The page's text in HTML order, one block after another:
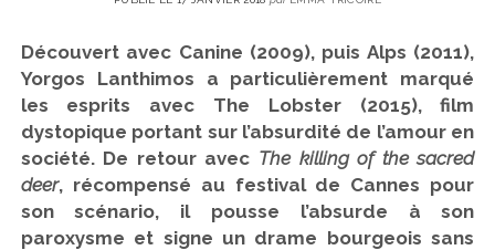
CINÉMA
LITTÉRATURE
SPORT
MÉDIAS
SANTÉ
instagram
emailemail-
Découvert avec Canine (2009), puis Alps (2011),
Yorgos Lanthimos a particulièrement marqué
les esprits avec The Lobster (2015), film
dystopique portant sur l’absurdité de l’amour en
société. De retour avec The killing of the sacred
deer, récompensé au festival de Cannes pour
son scénario, il pousse l’absurde à son
paroxysme et signe un drame bourgeois sans